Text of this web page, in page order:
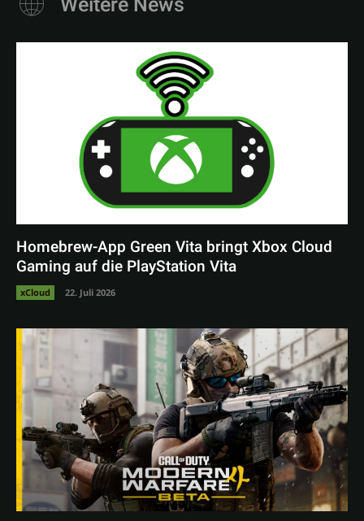
Homebrew-App Green Vita bringt Xbox Cloud
Gaming auf die PlayStation Vita
xCloud 22. Juli 2026